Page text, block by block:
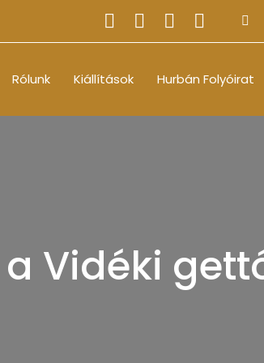
Rólunk Kiállítások Hurbán Folyóirat
Vidéki